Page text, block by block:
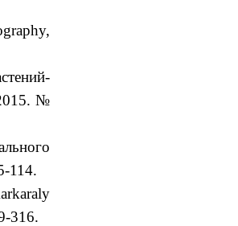
№
114.
316.